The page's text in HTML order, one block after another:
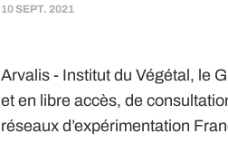
10 SEPT. 2021
Arvalis - Institut du Végétal, le
et en libre accès, de
réseaux d’expérimentation